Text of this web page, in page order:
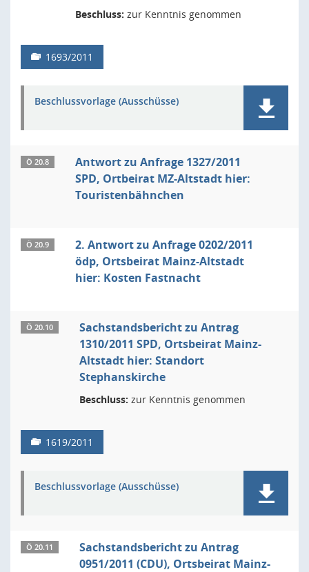
Beschluss: zur Kenntnis genommen
1693/2011
Beschlussvorlage (Ausschüsse)
Ö 20.8
Antwort zu Anfrage 1327/2011
SPD, Ortbeirat MZ-Altstadt hier:
Touristenbähnchen
Ö 20.9
2. Antwort zu Anfrage 0202/2011
ödp, Ortsbeirat Mainz-Altstadt
hier: Kosten Fastnacht
Ö 20.10
Sachstandsbericht zu Antrag
1310/2011 SPD, Ortsbeirat Mainz-
Altstadt hier: Standort
Stephanskirche
Beschluss: zur Kenntnis genommen
1619/2011
Beschlussvorlage (Ausschüsse)
Ö 20.11
Sachstandsbericht zu Antrag
0951/2011 (CDU), Ortsbeirat Mainz-